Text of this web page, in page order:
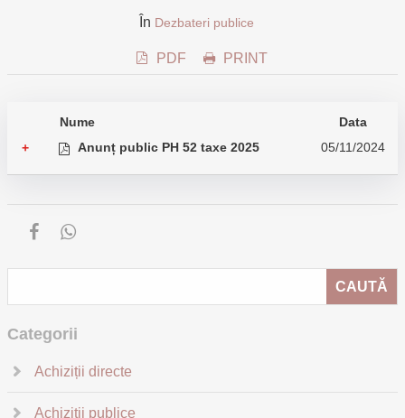
În Dezbateri publice
PDF PRINT
Nume
Data
+
Anunț public PH 52 taxe 2025 05/11/2024
Categorii
Achiziții directe
Achiziții publice